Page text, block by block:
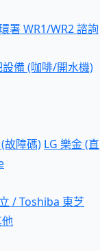
署 WR1/WR2 諮詢
備 (咖啡/開水機)
故障碼) LG 樂金 (直
/ Toshiba 東芝